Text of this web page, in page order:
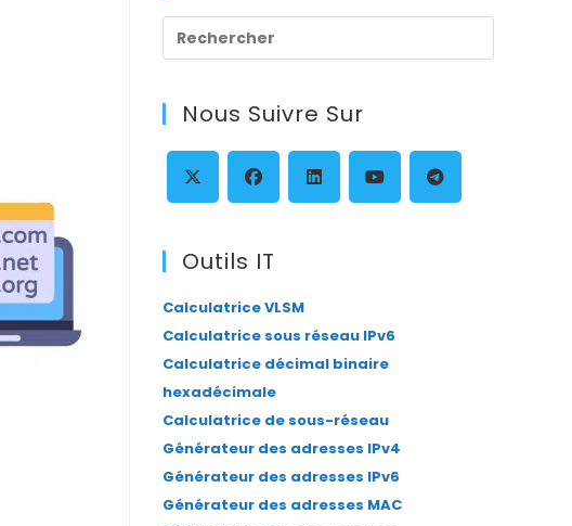
Escape
Nous Suivre Sur
dans
un
nouvel
onglet
dans
nouvel
onglet
nouvel
onglet onglet
Outils IT
Calculatrice VLSM
Calculatrice sous réseau IPv6
Calculatrice décimal binaire
hexadécimale
Calculatrice de sous-réseau
Générateur des adresses IPv4
Générateur des adresses IPv6
Générateur des adresses MAC